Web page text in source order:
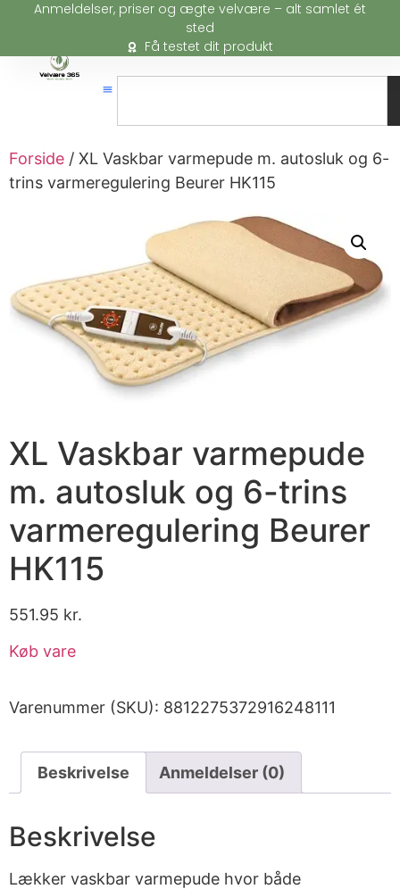
Anmeldelser, priser og ægte velvære – alt samlet ét
sted
Få testet dit produkt
Forside / XL Vaskbar varmepude m. autosluk og 6-
trins varmeregulering Beurer HK115
XL Vaskbar varmepude
m. autosluk og 6-trins
varmeregulering Beurer
HK115
551.95 kr.
Køb vare
Varenummer (SKU): 8812275372916248111
Beskrivelse Anmeldelser (0)
Beskrivelse
Lækker vaskbar varmepude hvor både